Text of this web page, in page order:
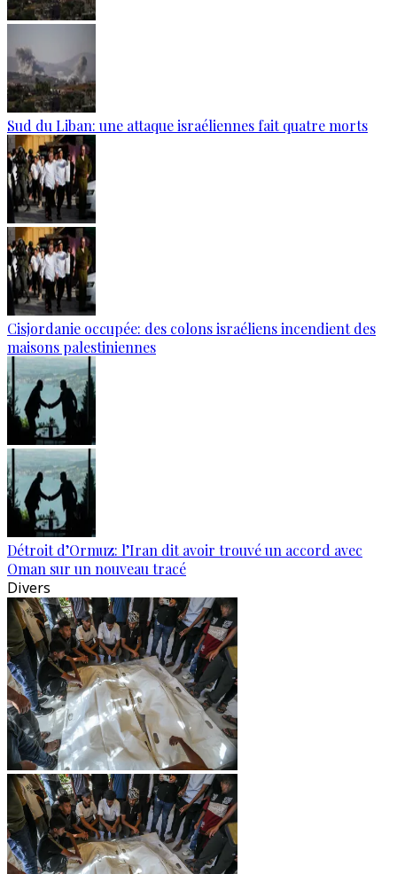
Sud du Liban: une attaque israéliennes fait quatre morts
Cisjordanie occupée: des colons israéliens incendient des
maisons palestiniennes
Détroit d’Ormuz: l’Iran dit avoir trouvé un accord avec
Oman sur un nouveau tracé
Divers